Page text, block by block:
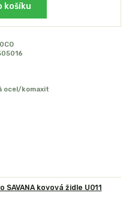
košíku
ocel/komaxit
kovová židle U011